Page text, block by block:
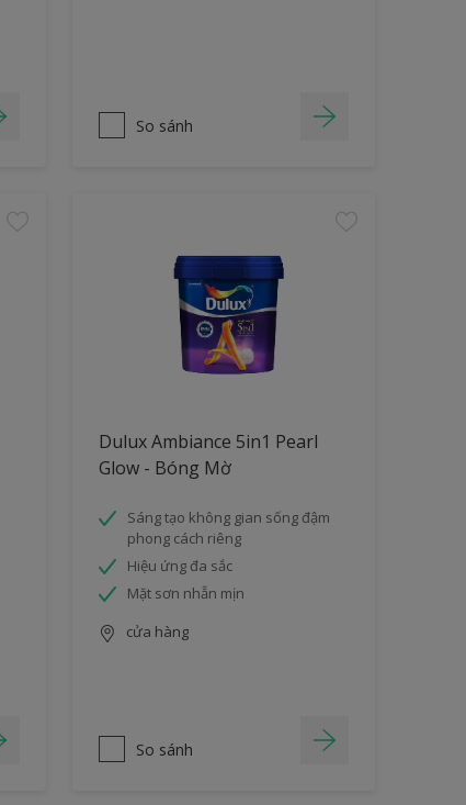
So sánh
Dulux Ambiance 5in1 Pearl
Glow - Bóng Mờ
Sáng tạo không gian sống đậm
phong cách riêng
Hiệu ứng đa sắc
Mặt sơn nhẵn mịn
cửa hàng
So sánh